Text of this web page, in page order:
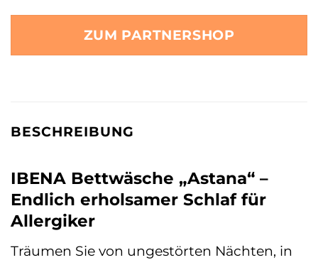
ZUM PARTNERSHOP
BESCHREIBUNG
IBENA Bettwäsche „Astana“ –
Endlich erholsamer Schlaf für
Allergiker
Träumen Sie von ungestörten Nächten, in